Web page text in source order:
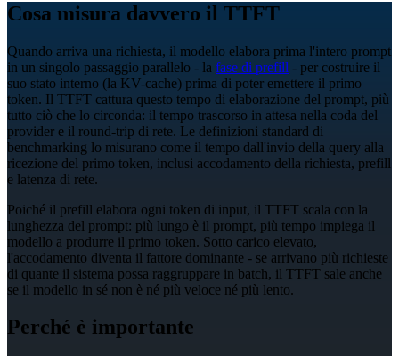
Cosa misura davvero il TTFT
Quando arriva una richiesta, il modello elabora prima l'intero prompt
in un singolo passaggio parallelo - la fase di prefill - per costruire il
suo stato interno (la KV-cache) prima di poter emettere il primo
token. Il TTFT cattura questo tempo di elaborazione del prompt, più
tutto ciò che lo circonda: il tempo trascorso in attesa nella coda del
provider e il round-trip di rete. Le definizioni standard di
benchmarking lo misurano come il tempo dall'invio della query alla
ricezione del primo token, inclusi accodamento della richiesta, prefill
e latenza di rete.
Poiché il prefill elabora ogni token di input, il TTFT scala con la
lunghezza del prompt: più lungo è il prompt, più tempo impiega il
modello a produrre il primo token. Sotto carico elevato,
l'accodamento diventa il fattore dominante - se arrivano più richieste
di quante il sistema possa raggruppare in batch, il TTFT sale anche
se il modello in sé non è né più veloce né più lento.
Perché è importante